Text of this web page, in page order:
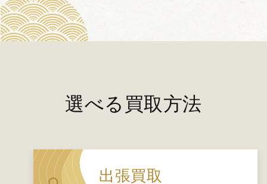
選べる買取方法
出張買取